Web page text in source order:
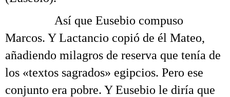
Así que Eusebio compuso
Marcos. Y Lactancio copió de él Mateo,
añadiendo milagros de reserva que tenía de
los «textos sagrados» egipcios. Pero ese
conjunto era pobre. Y Eusebio le diría que